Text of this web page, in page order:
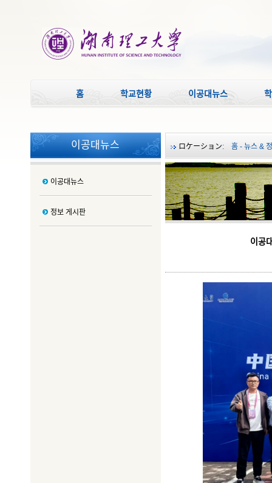
홈 학교현황 이공대뉴스
이공대뉴스
이공대뉴스
정보 게시판
ロケーション: 홈 - 뉴스 &
이공